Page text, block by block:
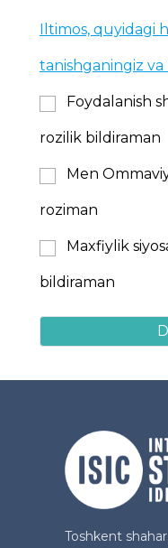
Iltimos, quyidagi
tanishganingiz
Foydalanish
rozilik bildiraman
Men
roziman
Maxfiylik
bildiraman
Toshkent